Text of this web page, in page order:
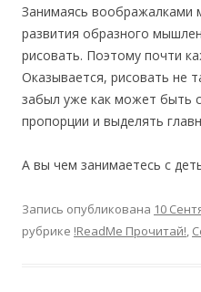
Занимаясь воображалками
развития образного
рисовать. Поэтому почти
Оказывается, рисовать не
забыл уже как может быть
пропорции и выделять
А вы чем занимаетесь с
Запись опубликована 10
рубрике !ReadMe Прочитай!,